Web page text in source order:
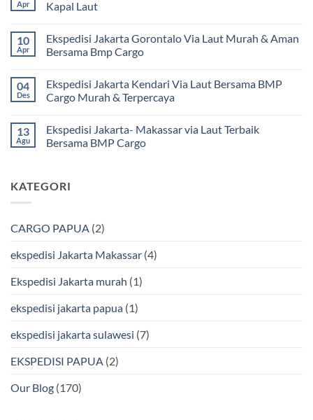
Ekspedisi
Murah
dan
Terpercaya
Cargo
Jakarta
ke
BMP
Cargo
Apr Kapal Laut
komentar
pada
Ekspedisi
Kota
Bitung
Lebih
Kapal
Laut
10
Apr
Ekspedisi Jakarta Gorontalo Via Laut Murah & Aman
Bersama Bmp Cargo
komentar
pada
Ekspedisi
Via
Laut
Murah
Bmp
Cargo
04
Des
Ekspedisi Jakarta Kendari Via Laut Bersama BMP
Cargo Murah & Terpercaya
komentar
pada
Ekspedisi
Laut
Bersama
&
13
Agu
Ekspedisi Jakarta- Makassar via Laut Terbaik
Bersama BMP Cargo
pada
Ekspedisi
Laut
BMP
KATEGORI
CARGO PAPUA (2)
ekspedisi Jakarta Makassar (4)
Ekspedisi Jakarta murah (1)
ekspedisi jakarta papua (1)
ekspedisi jakarta sulawesi (7)
EKSPEDISI PAPUA (2)
Our Blog (170)